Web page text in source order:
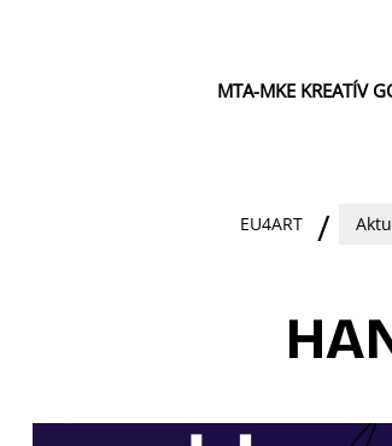
MTA-MKE KREATÍV
EU4ART